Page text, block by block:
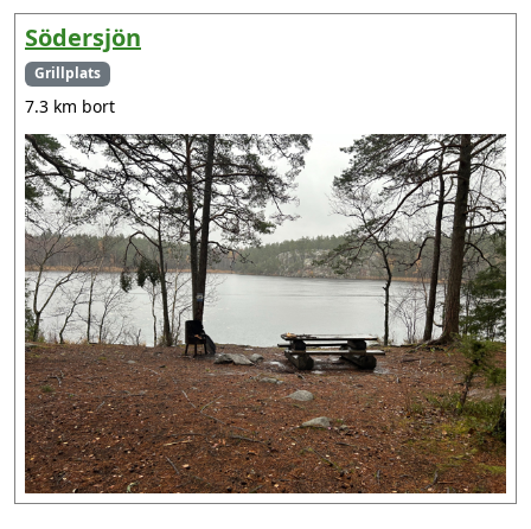
Södersjön
Grillplats
7.3 km bort